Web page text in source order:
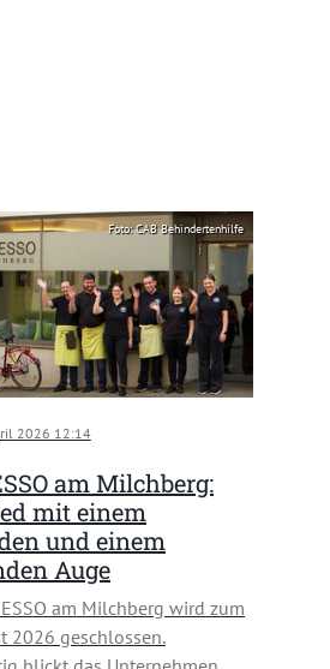
Foto: CAB Behindertenhilfe
2026 12:14
am Milchberg:
mit einem
und einem
Auge
am Milchberg wird zum
2026 geschlossen.